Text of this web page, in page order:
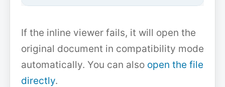
If the inline viewer fails, it will open the
original document in compatibility mode
automatically. You can also open the file
directly.